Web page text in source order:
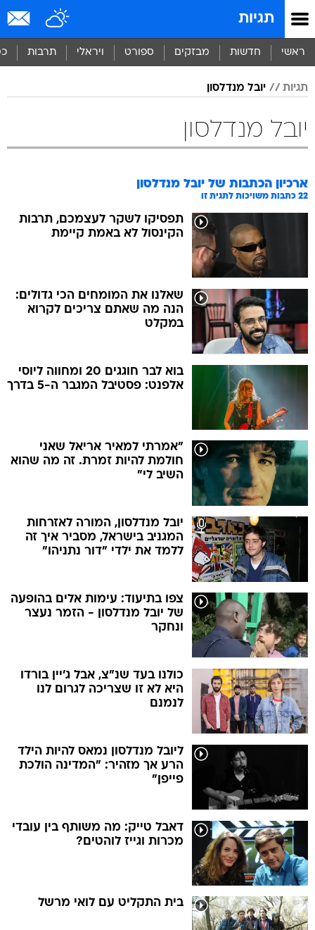
תגיות
ראשי חדשות מבזקים ספורט ויראלי תרבות
תגיות יובל מנדלסון
יובל מנדלסון
ארכיון הכתבות של יובל מנדלסון
22 כתבות משויכות לתגית זו
תפסיקו לשקר לעצמכם, תרבות
הקינסול לא באמת קיימת
שאלנו את המומחים הכי גדולים:
הנה מה שאתם צריכים לקרוא
במקלט
בוא לבר חוגגים 20 ומחווה ליוסי
אלפנט: פסטיבל המגבר ה-5 בדרך
"אמרתי למאיר אריאל שאני
חולמת להיות זמרת. זה מה שהוא
השיב לי"
יובל מנדלסון, המורה לאזרחות
המגניב בישראל, מסביר איך זה
ללמד את ילדי "דור נתניהו"
צפו בתיעוד: עימות אלים בהופעה
של יובל מנדלסון - הזמר נעצר
ונחקר
כולנו בעד שנ"צ, אבל ג'יין בורדו
היא לא זו שצריכה לגרום לנו
לנמנם
ליובל מנדלסון נמאס להיות הילד
הרע אך מזהיר: "המדינה הולכת
פייפן"
דאבל טייק: מה משותף בין עובדי
מכרות וגייז לוהטים?
בית התקליט עם לואי מרשל